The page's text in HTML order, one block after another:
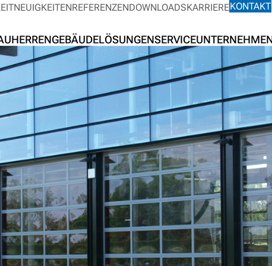
GEBÄUDELÖSUNGENSERVICE
NEUIGKEITENREFERENZENDOWNLOADSKARRIEREKONTAKT